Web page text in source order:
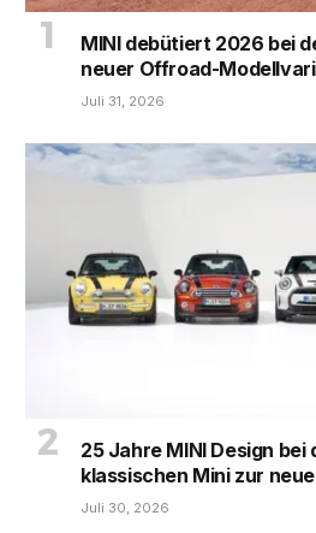
MINI debütiert 2026 bei
neuer Offroad-
Juli 31, 2026
25 Jahre MINI Design bei
klassischen Mini zur
Juli 30, 2026